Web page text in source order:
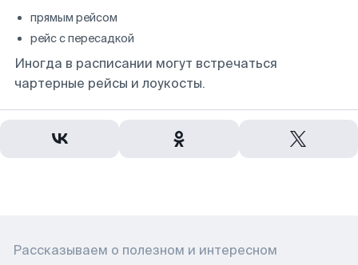
прямым рейсом
рейс с пересадкой
Иногда в расписании могут встречаться
чартерные рейсы и лоукосты.
Рассказываем о полезном и интересном